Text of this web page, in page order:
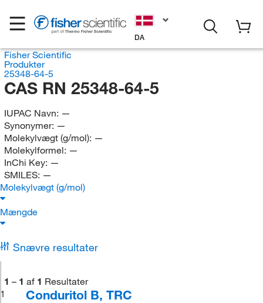
DA
Fisher Scientific
Produkter
25348-64-5
CAS RN 25348-64-5
IUPAC Navn: —
Synonymer: —
Molekylvægt (g/mol): —
Molekylformel: —
InChi Key: —
SMILES: —
Molekylvægt (g/mol)
Mængde
Snævre resultater
1 – 1 af 1 Resultater
1
Conduritol B, TRC